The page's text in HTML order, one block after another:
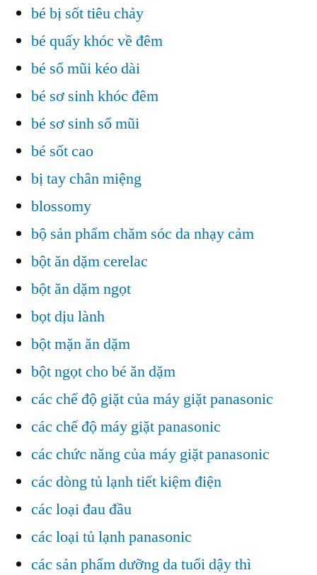
bé bị sốt tiêu chảy
bé quấy khóc về đêm
bé sổ mũi kéo dài
bé sơ sinh khóc đêm
bé sơ sinh sổ mũi
bé sốt cao
bị tay chân miệng
blossomy
bộ sản phẩm chăm sóc da nhạy cảm
bột ăn dặm cerelac
bột ăn dặm ngọt
bọt dịu lành
bột mặn ăn dặm
bột ngọt cho bé ăn dặm
các chế độ giặt của máy giặt panasonic
các chế độ máy giặt panasonic
các chức năng của máy giặt panasonic
các dòng tủ lạnh tiết kiệm điện
các loại đau đầu
các loại tủ lạnh panasonic
các sản phẩm dưỡng da tuổi dậy thì